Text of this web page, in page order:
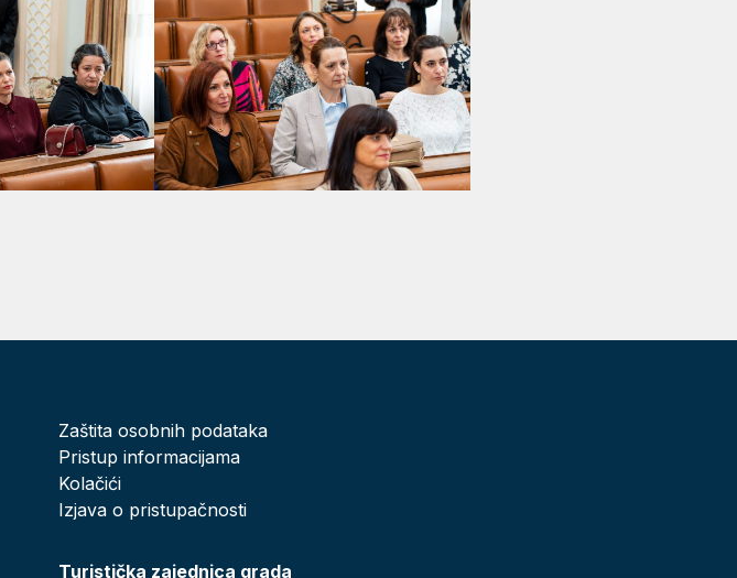
Zaštita osobnih podataka
Pristup informacijama
Kolačići
Izjava o pristupačnosti
Turistička zajednica grada